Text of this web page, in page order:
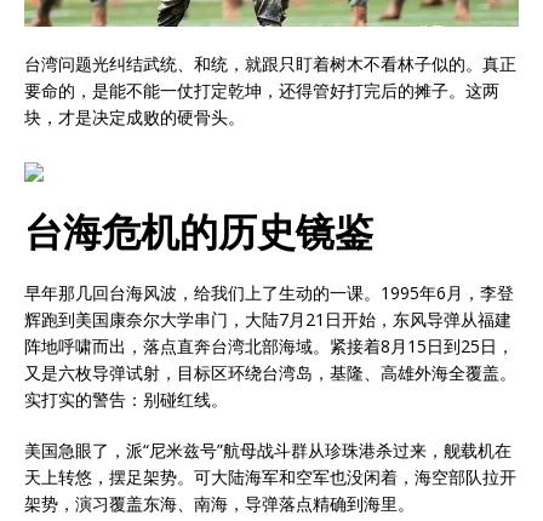
台湾问题光纠结武统、和统，就跟只盯着树木不看林子似的。真正
要命的，是能不能一仗打定乾坤，还得管好打完后的摊子。这两
块，才是决定成败的硬骨头。
台海危机的历史镜鉴
早年那几回台海风波，给我们上了生动的一课。1995年6月，李登
辉跑到美国康奈尔大学串门，大陆7月21日开始，东风导弹从福建
阵地呼啸而出，落点直奔台湾北部海域。紧接着8月15日到25日，
又是六枚导弹试射，目标区环绕台湾岛，基隆、高雄外海全覆盖。
实打实的警告：别碰红线。
美国急眼了，派“尼米兹号”航母战斗群从珍珠港杀过来，舰载机在
天上转悠，摆足架势。可大陆海军和空军也没闲着，海空部队拉开
架势，演习覆盖东海、南海，导弹落点精确到海里。